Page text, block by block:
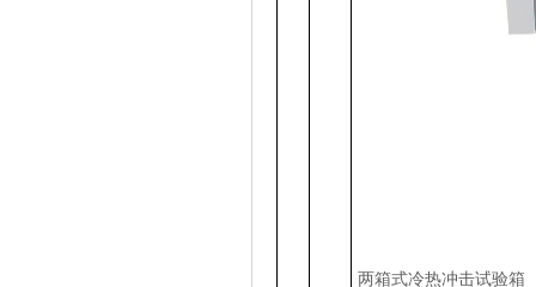
两箱式冷热冲击试验箱